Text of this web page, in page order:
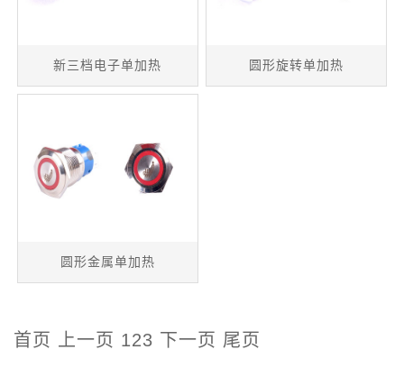
新三档电子单加热 圆形旋转单加热
圆形金属单加热
首页 上一页 123 下一页 尾页